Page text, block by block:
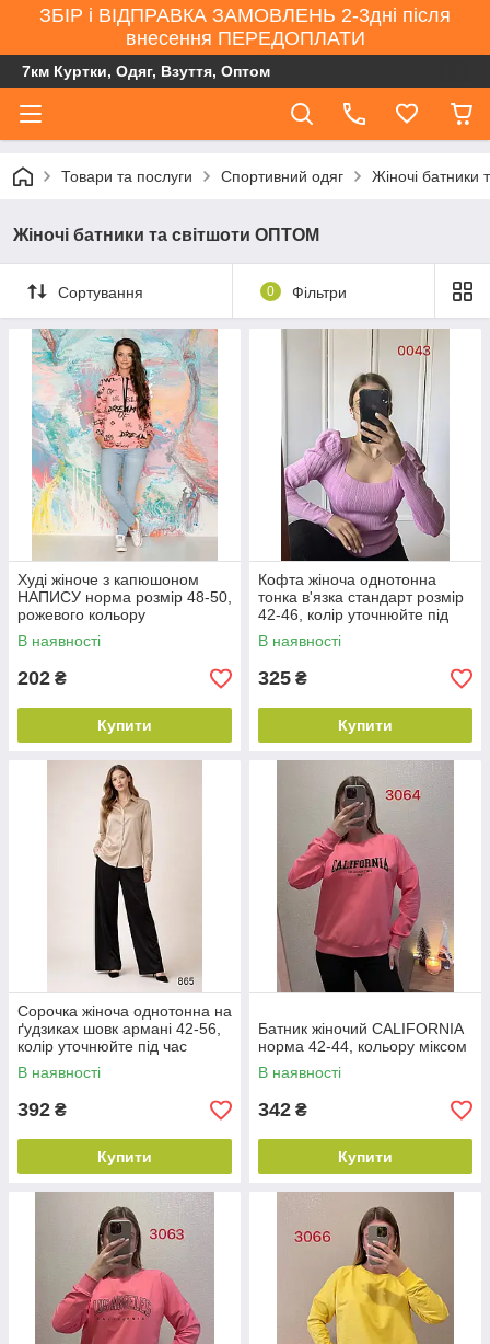
ЗБІР і ВІДПРАВКА ЗАМОВЛЕНЬ 2-3дні після
внесення ПЕРЕДОПЛАТИ
7км Куртки, Одяг, Взуття, Оптом
Товари та послуги Спортивний одяг Жіночі
Жіночі батники та світшоти ОПТОМ
Сортування 0 Фільтри
Худі жіноче з капюшоном
НАПИСУ норма розмір 48-50,
рожевого кольору
В наявності
202 ₴
Купити
Кофта жіноча однотонна
тонка в'язка стандарт розмір
42-46, колір уточнюйте під
час замовлення
В наявності
325 ₴
Купити
Сорочка жіноча однотонна на
ґудзиках шовк армані 42-56,
колір уточнюйте під час
замовлення
В наявності
392 ₴
Купити
Батник жіночий CALIFORNIA
норма 42-44, кольору міксом
В наявності
342 ₴
Купити